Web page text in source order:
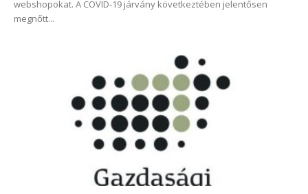
webshopokat. A COVID-19 járvány következtében jelentősen
megnőtt...